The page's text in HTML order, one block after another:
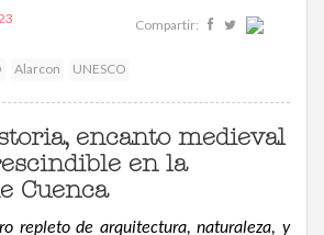
Alarcon UNESCO
Compartir:
encanto medieval
en la
Cuenca
repleto de arquitectura, naturaleza, y